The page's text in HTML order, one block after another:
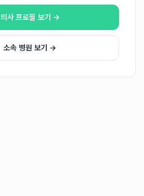
의사 프로필 보기 →
소속 병원 보기 →